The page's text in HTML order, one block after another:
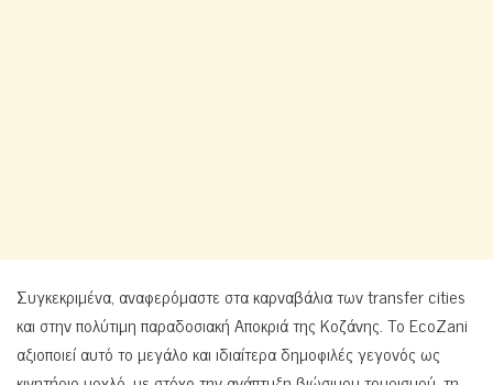
Συγκεκριμένα, αναφερόμαστε στα καρναβάλια των transfer cities
και στην πολύτιμη παραδοσιακή Αποκριά της Κοζάνης. Το EcoZani
αξιοποιεί αυτό το μεγάλο και ιδιαίτερα δημοφιλές γεγονός ως